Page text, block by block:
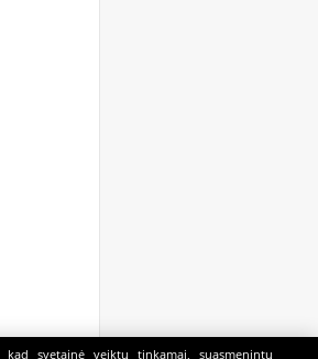
kad svetainė veiktų tinkamai, suasmenintų